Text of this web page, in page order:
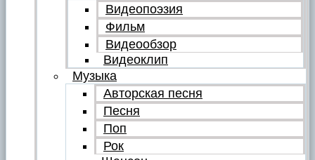
Видеопоэзия
Фильм
Видеообзор
Видеоклип
Музыка
Авторская песня
Песня
Поп
Рок